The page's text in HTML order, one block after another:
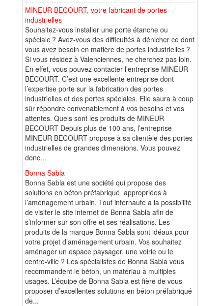
MINEUR BECOURT, votre fabricant de portes
industrielles
Souhaitez-vous installer une porte étanche ou
spéciale ? Avez-vous des difficultés à dénicher ce dont
vous avez besoin en matière de portes industrielles ?
Si vous résidez à Valenciennes, ne cherchez pas loin.
En effet, vous pouvez contacter l’entreprise MINEUR
BECOURT. C’est une excellente entreprise dont
l’expertise porte sur la fabrication des portes
industrielles et des portes spéciales. Elle saura à coup
sûr répondre convenablement à vos besoins et vos
attentes. Quels sont les produits de MINEUR
BECOURT Depuis plus de 100 ans, l’entreprise
MINEUR BECOURT propose à sa clientèle des portes
industrielles de grandes dimensions. Vous pouvez
donc...
Bonna Sabla
Bonna Sabla est une société qui propose des
solutions en béton préfabriqué appropriées à
l’aménagement urbain. Tout internaute a la possibilité
de visiter le site internet de Bonna Sabla afin de
s’informer sur son offre et ses réalisations. Les
produits de la marque Bonna Sabla sont idéaux pour
votre projet d’aménagement urbain. Vos souhaitez
aménager un espace paysager, une voirie ou le
centre-ville ? Les spécialistes de Bonna Sabla vous
recommandent le béton, un matériau à multiples
usages. L’équipe de Bonna Sabla est fière de vous
proposer d’excellentes solutions en béton préfabriqué
de...